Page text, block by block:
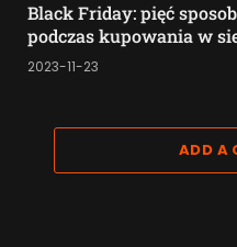
Black Friday: pięć
podczas kupowania w
2023-11-23
ADD A